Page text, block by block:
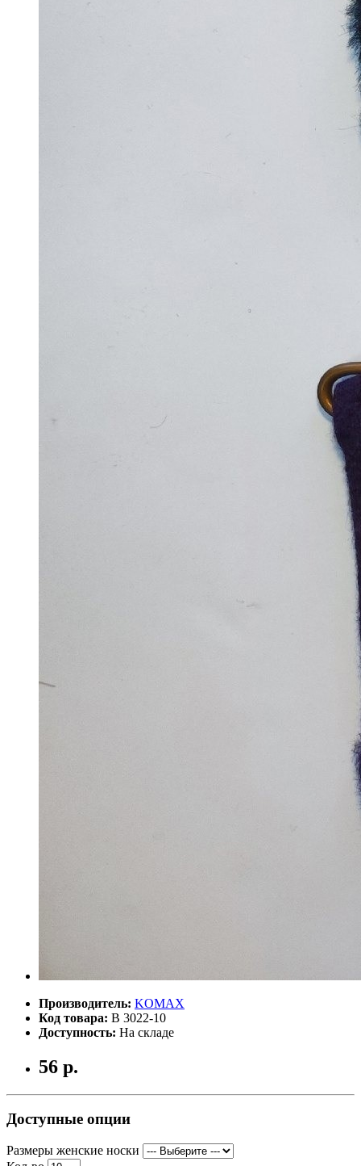
Производитель: KOMAX
Код товара: B 3022-10
Доступность: На складе
56 р.
Доступные опции
Размеры женские носки